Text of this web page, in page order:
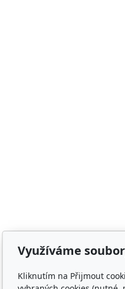
tácky, pohádkové tácky,
sběratelské známky,
po 10 letech, sraz
Využíváme
Kliknutím na Přijmout